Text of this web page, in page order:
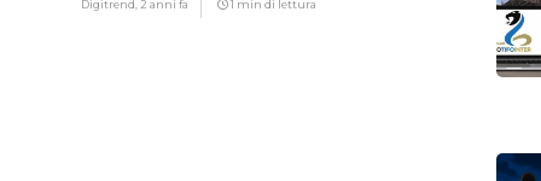
Digitrend,2 anni fa 1 min di lettura